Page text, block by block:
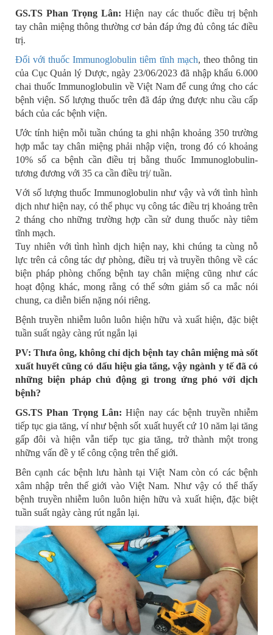
GS.TS Phan Trọng Lân:Hiện nay các thuốc điều trị bệnh
tay chân miệng thông thường cơ bản đáp ứng đủ công tác điều
trị.
Đối với thuốc Immunoglobulin tiêm tĩnh mạch, theo thông tin
của Cục Quản lý Dược, ngày 23/06/2023 đã nhập khẩu 6.000
chai thuốc Immunoglobulin về Việt Nam để cung ứng cho các
bệnh viện. Số lượng thuốc trên đã đáp ứng được nhu cầu cấp
bách của các bệnh viện.
Ước tính hiện mỗi tuần chúng ta ghi nhận khoảng 350 trường
hợp mắc tay chân miệng phải nhập viện, trong đó có khoảng
10% số ca bệnh cần điều trị bằng thuốc Immunoglobulin-
tương đương với 35 ca cần điều trị/ tuần.
Với số lượng thuốc Immunoglobulin như vậy và với tình hình
dịch như hiện nay, có thể phục vụ công tác điều trị khoảng trên
2 tháng cho những trường hợp cần sử dung thuốc này tiêm
tĩnh mạch.
Tuy nhiên với tình hình dịch hiện nay, khi chúng ta cùng nỗ
lực trên cả công tác dự phòng, điều trị và truyền thông về các
biện pháp phòng chống bệnh tay chân miệng cũng như các
hoạt động khác, mong rằng có thể sớm giảm số ca mắc nói
chung, ca diễn biến nặng nói riêng.
Bệnh truyền nhiễm luôn luôn hiện hữu và xuất hiện, đặc biệt
tuần suất ngày càng rút ngắn lại
PV: Thưa ông, không chỉ dịch bệnh tay chân miệng mà sốt
xuất huyết cũng có dấu hiệu gia tăng, vậy ngành y tế đã có
những biện pháp chủ động gì trong ứng phó với dịch
bệnh?
GS.TS Phan Trọng Lân:Hiện nay các bệnh truyền nhiễm
tiếp tục gia tăng, ví như bệnh sốt xuất huyết cứ 10 năm lại tăng
gấp đôi và hiện vẫn tiếp tục gia tăng, trở thành một trong
những vấn đề y tế công cộng trên thế giới.
Bên cạnh các bệnh lưu hành tại Việt Nam còn có các bệnh
xâm nhập trên thế giới vào Việt Nam. Như vậy có thể thấy
bệnh truyền nhiễm luôn luôn hiện hữu và xuất hiện, đặc biệt
tuần suất ngày càng rút ngắn lại.